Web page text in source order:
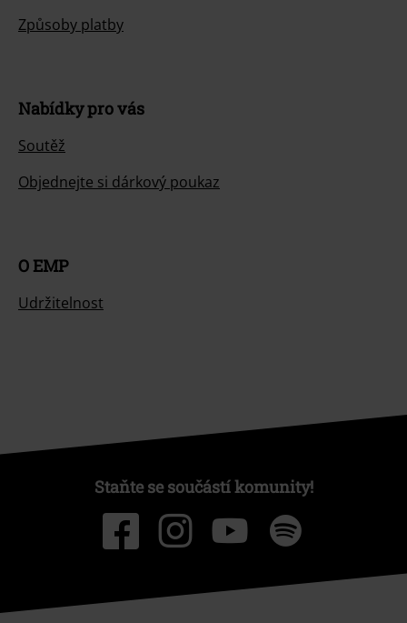
Způsoby platby
Nabídky pro vás
Soutěž
Objednejte si dárkový poukaz
O EMP
Udržitelnost
Staňte se součástí komunity!